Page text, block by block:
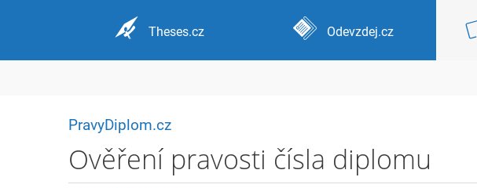
Theses.cz Odevzdej.cz
PravyDiplom.cz
Ověření pravosti čísla diplomu